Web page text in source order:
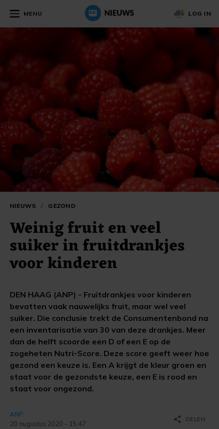
MENU LOG IN
NIEUWS / GEZOND
Weinig fruit en veel
suiker in fruitdrankjes
voor kinderen
DEN HAAG (ANP) - Fruitdrankjes voor kinderen
bevatten vaak nauwelijks fruit, maar wel veel
suiker. Die conclusie trekt de Consumentenbond na
een inventarisatie van 30 van deze drankjes. Meer
dan de helft scoorde een D of een E op de
zogeheten Nutri-Score. Deze score geeft weer hoe
gezond een keuze is. Een A krijgt de kleur groen en
staat voor de gezondste keuze, een E is rood en
staat voor ongezond.
ANP
20 augustus 2020 - 15:47
share DELEN